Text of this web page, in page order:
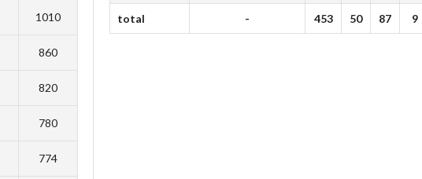
total - 453 50 87 9
1010
860
820
780
774